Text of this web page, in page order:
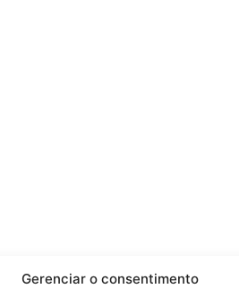
Gerenciar o consentimento